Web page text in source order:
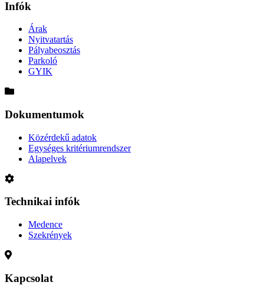
Infók
Árak
Nyitvatartás
Pályabeosztás
Parkoló
GYIK
Dokumentumok
Közérdekű adatok
Egységes kritériumrendszer
Alapelvek
Technikai infók
Medence
Szekrények
Kapcsolat